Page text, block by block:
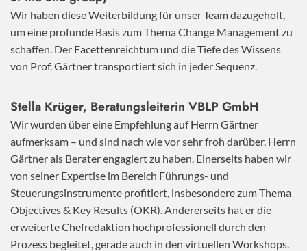
Wir haben diese Weiterbildung für unser Team dazugeholt,
um eine profunde Basis zum Thema Change Management zu
schaffen. Der Facettenreichtum und die Tiefe des Wissens
von Prof. Gärtner transportiert sich in jeder Sequenz.
Stella Krüger, Beratungsleiterin VBLP GmbH
Wir wurden über eine Empfehlung auf Herrn Gärtner
aufmerksam – und sind nach wie vor sehr froh darüber, Herrn
Gärtner als Berater engagiert zu haben. Einerseits haben wir
von seiner Expertise im Bereich Führungs- und
Steuerungsinstrumente profitiert, insbesondere zum Thema
Objectives & Key Results (OKR). Andererseits hat er die
erweiterte Chefredaktion hochprofessionell durch den
Prozess begleitet, gerade auch in den virtuellen Workshops.